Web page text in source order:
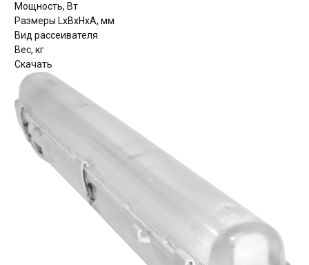
Мощность, Вт
Размеры LxBxHхА, мм
Вид рассеивателя
Вес, кг
Скачать